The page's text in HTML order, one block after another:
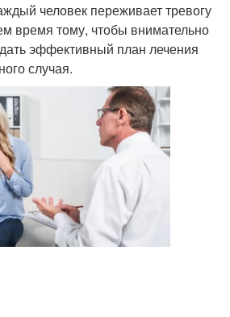
человек переживает тревогу
время тому, чтобы внимательно
эффективный план лечения
случая.